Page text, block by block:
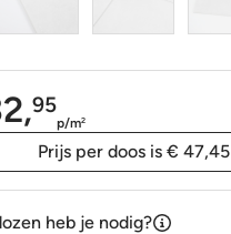
95
p/m2
Prijs per doos is € 47,45
heb je nodig?